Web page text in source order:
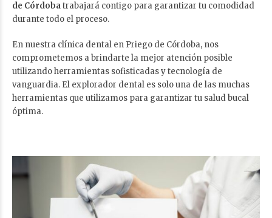
de Córdobatrabajará contigo para garantizar tu comodidad
durante todo el proceso.
En nuestra clínica dental en Priego de Córdoba, nos
comprometemos a brindarte la mejor atención posible
utilizando herramientas sofisticadas y tecnología de
vanguardia. El explorador dental es solo una de las muchas
herramientas que utilizamos para garantizar tu salud bucal
óptima.